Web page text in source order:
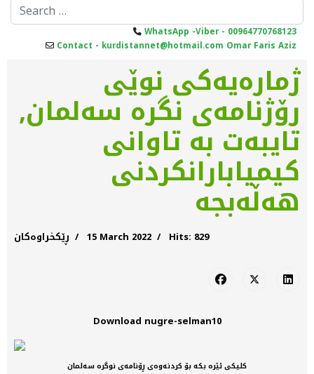
WhatsApp -Viber - 00964770768123
Contact - kurdistannet@hotmail.com Omar Faris Aziz
ژمارەیەكی نوێی
رۆژنامەی نگرە سەلمان,
تایبەت بە تاوانی
كیمیابارانكردنی
هەڵەبجە
ڕێکخراوەکان 15 March 2022 Hits: 829
Download nugre-selman10
کلیکی ئێرە بکە بۆ کردنەوەی ڕۆنامەی نوگرە سەلمان